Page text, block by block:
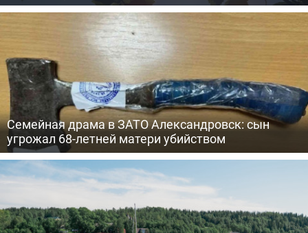
Семейная драма в ЗАТО Александровск: сын
угрожал 68-летней матери убийством